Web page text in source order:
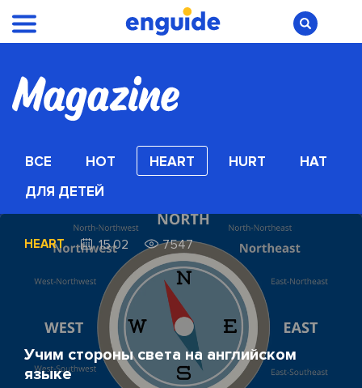
ВСЕ HOT HEART HURT
HAT
ДЛЯ ДЕТЕЙ
HEART 15.02 7547
Учим стороны света на английском
языке